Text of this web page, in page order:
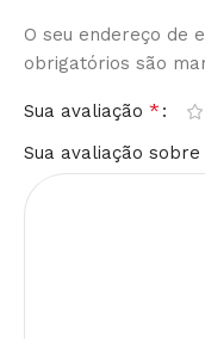
O seu endereço de
obrigatórios são
Sua avaliação *
Sua avaliação
Alternative: